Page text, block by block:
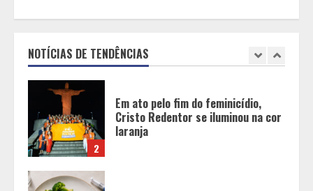
NOTÍCIAS DE TENDÊNCIAS
2
3
A ordem dos alimentos importa.
Mas nem sempre da mesma forma